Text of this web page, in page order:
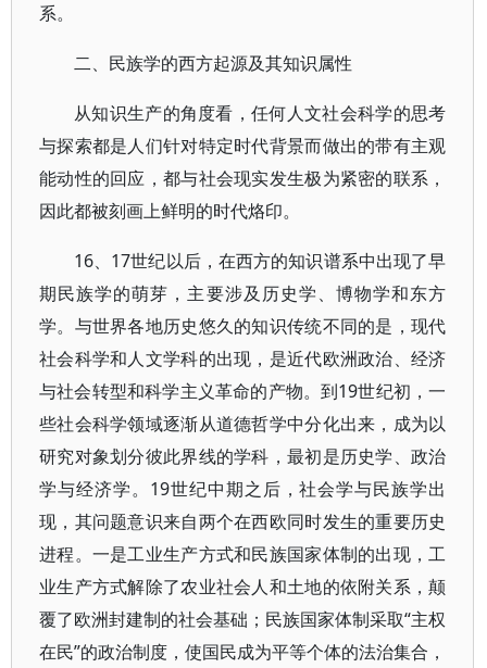
系。
二、民族学的西方起源及其知识属性
从知识生产的角度看，任何人文社会科学的思考
与探索都是人们针对特定时代背景而做出的带有主观
能动性的回应，都与社会现实发生极为紧密的联系，
因此都被刻画上鲜明的时代烙印。
16、17世纪以后，在西方的知识谱系中出现了早
期民族学的萌芽，主要涉及历史学、博物学和东方
学。与世界各地历史悠久的知识传统不同的是，现代
社会科学和人文学科的出现，是近代欧洲政治、经济
与社会转型和科学主义革命的产物。到19世纪初，一
些社会科学领域逐渐从道德哲学中分化出来，成为以
研究对象划分彼此界线的学科，最初是历史学、政治
学与经济学。19世纪中期之后，社会学与民族学出
现，其问题意识来自两个在西欧同时发生的重要历史
进程。一是工业生产方式和民族国家体制的出现，工
业生产方式解除了农业社会人和土地的依附关系，颠
覆了欧洲封建制的社会基础；民族国家体制采取“主权
在民”的政治制度，使国民成为平等个体的法治集合，